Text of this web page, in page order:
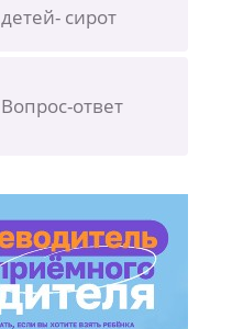
детей- сирот
Вопрос-ответ